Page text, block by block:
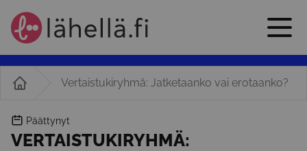
Vertaistukiryhmä: Jatketaanko vai erotaanko?
Päättynyt
VERTAISTUKIRYHMÄ: